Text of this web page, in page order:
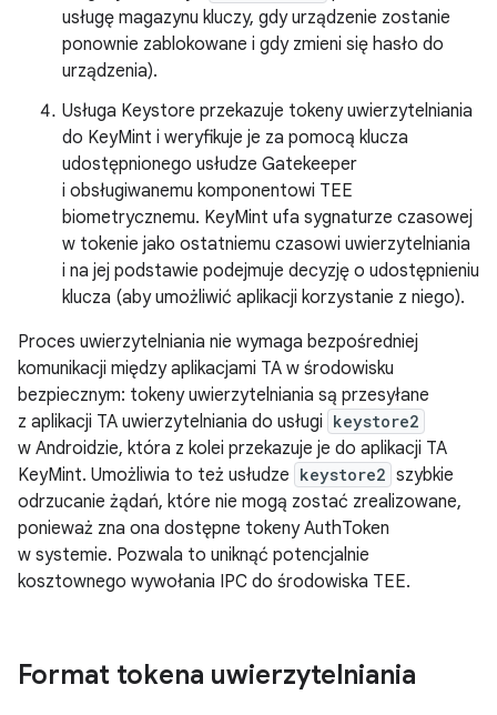
usługę magazynu kluczy, gdy urządzenie zostanie
ponownie zablokowane i gdy zmieni się hasło do
urządzenia).
Usługa Keystore przekazuje tokeny uwierzytelniania
do KeyMint i weryfikuje je za pomocą klucza
udostępnionego usłudze Gatekeeper
i obsługiwanemu komponentowi TEE
biometrycznemu. KeyMint ufa sygnaturze czasowej
w tokenie jako ostatniemu czasowi uwierzytelniania
i na jej podstawie podejmuje decyzję o udostępnieniu
klucza (aby umożliwić aplikacji korzystanie z niego).
Proces uwierzytelniania nie wymaga bezpośredniej
komunikacji między aplikacjami TA w środowisku
bezpiecznym: tokeny uwierzytelniania są przesyłane
z aplikacji TA uwierzytelniania do usługi keystore2
w Androidzie, która z kolei przekazuje je do aplikacji TA
KeyMint. Umożliwia to też usłudze keystore2 szybkie
odrzucanie żądań, które nie mogą zostać zrealizowane,
ponieważ zna ona dostępne tokeny AuthToken
w systemie. Pozwala to uniknąć potencjalnie
kosztownego wywołania IPC do środowiska TEE.
Format tokena uwierzytelniania